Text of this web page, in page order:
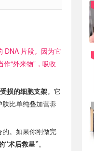
DNA 片段。因为它
“外来物”，吸收
损的细胞支架。它
肤比单纯叠加营养
的。如果你刚做完
“术后救星”。